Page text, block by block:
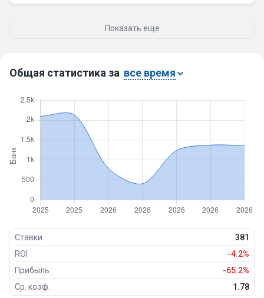
Показать еще
Общая статистика за все время
Ставки
381
ROI
-4.2%
Прибыль
-65.2%
Ср. коэф.
1.78